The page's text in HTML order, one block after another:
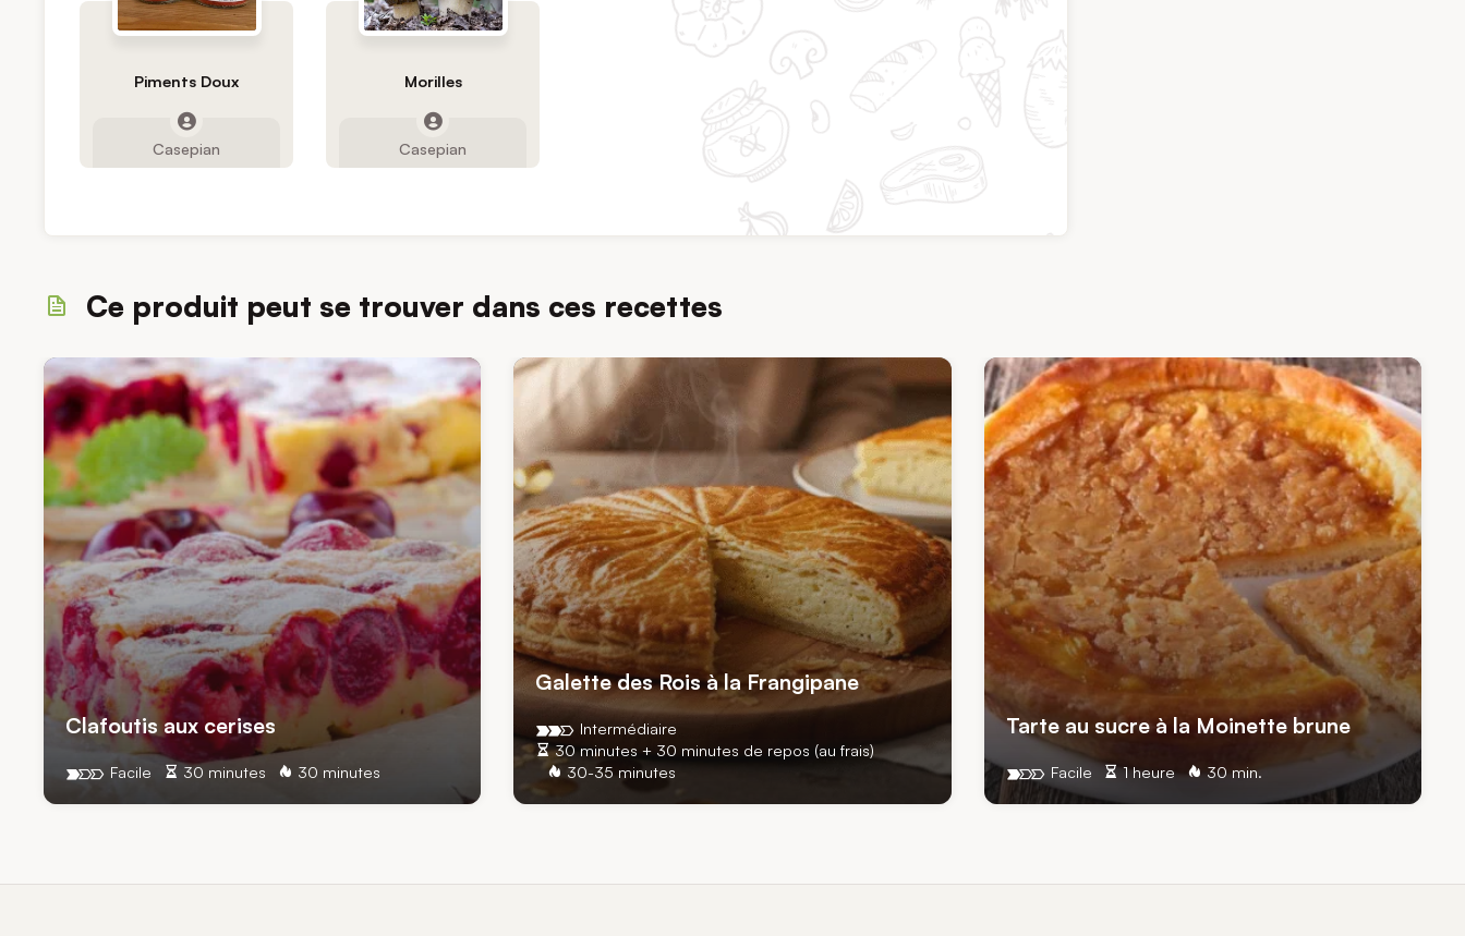
Piments Doux
Casepian
Morilles
Casepian
Ce produit peut se trouver dans ces recettes
Clafoutis aux cerises
30 minutes 30 minutes
Facile
Galette des Rois à la Frangipane
30 minutes + 30 minutes de repos (au frais)
30-35 minutes
Intermédiaire Tarte au sucre à la Moinette brune
1 heure 30 min.
Facile